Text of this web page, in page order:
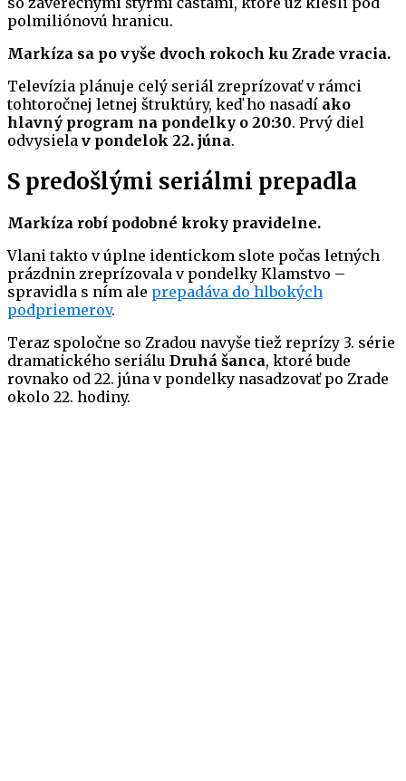
polmiliónovú hranicu.
Markíza sa po vyše dvoch rokoch ku Zrade vracia.
Televízia plánuje celý seriál zreprízovať v rámci
tohtoročnej letnej štruktúry, keď ho nasadí ako
hlavný program na pondelky o 20:30. Prvý diel
odvysiela v pondelok 22. júna.
S predošlými seriálmi prepadla
Markíza robí podobné kroky pravidelne.
Vlani takto v úplne identickom slote počas letných
prázdnin zreprízovala v pondelky Klamstvo –
spravidla s ním ale prepadáva do hlbokých
podpriemerov.
Teraz spoločne so Zradou navyše tiež reprízy 3. série
dramatického seriálu Druhá šanca, ktoré bude
rovnako od 22. júna v pondelky nasadzovať po Zrade
okolo 22. hodiny.